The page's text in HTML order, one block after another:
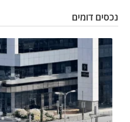
נכסים דומים